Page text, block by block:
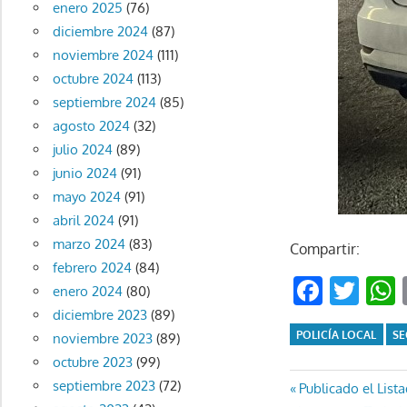
Compartir:
POLICÍA LOCAL
Entrada
Publicado el
enero 2025 (76)
diciembre 2024(87)
noviembre 2024(111)
octubre 2024(113)
septiembre 2024(85)
agosto 2024(32)
julio 2024(89)
junio 2024(91)
mayo 2024(91)
abril 2024(91)
marzo 2024(83)
febrero 2024(84)
enero 2024(80)
diciembre 2023(89)
noviembre 2023(89)
octubre 2023(99)
septiembre 2023(72)